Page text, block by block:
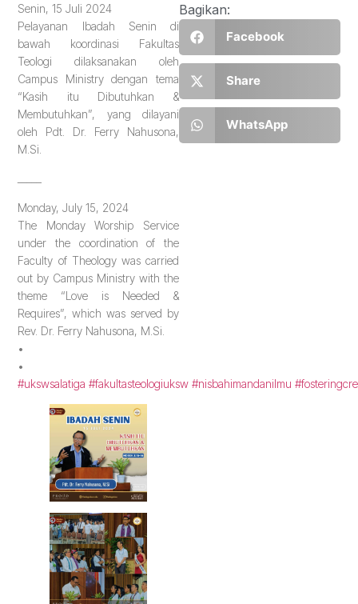
Senin, 15 Juli 2024
Pelayanan Ibadah Senin di
bawah koordinasi Fakultas
Teologi dilaksanakan oleh
Campus Ministry dengan tema
“Kasih itu Dibutuhkan &
Membutuhkan”, yang dilayani
oleh Pdt. Dr. Ferry Nahusona,
M.Si.
Monday, July 15, 2024
The Monday Worship Service
under the coordination of the
Faculty of Theology was carried
out by Campus Ministry with the
theme “Love is Needed &
Requires”, which was served by
Rev. Dr. Ferry Nahusona, M.Si.
•
•
#ukswsalatiga #fakultasteologiuksw #nisbahimandanilmu
Bagikan:
Facebook
Share
WhatsApp